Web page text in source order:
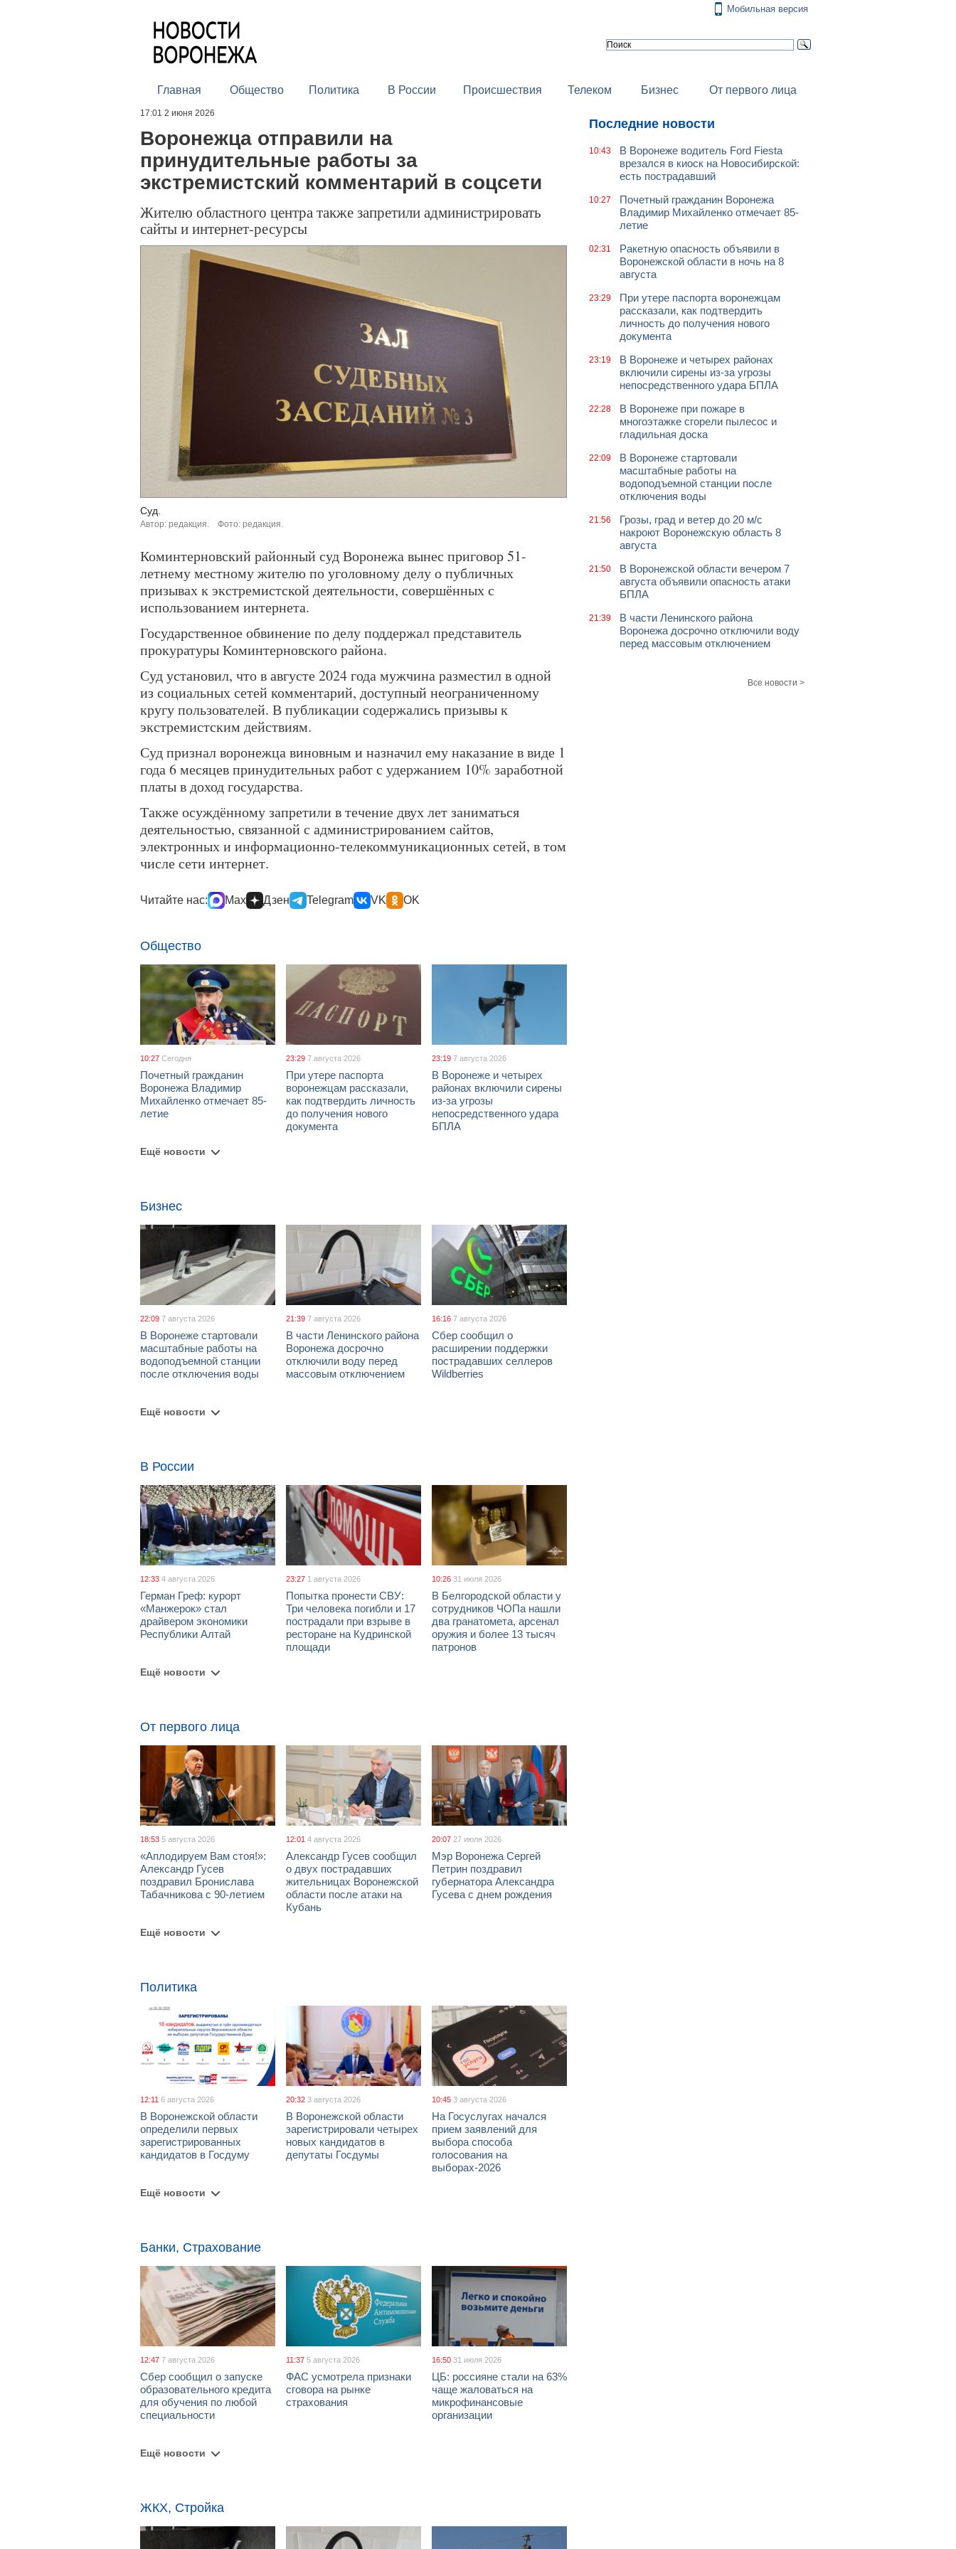
Мобильная версия
Главная Общество Политика В России Происшествия Телеком Бизнес От первого лица
17:01 2 июня 2026
Воронежца отправили на
принудительные работы за
экстремистский комментарий в соцсети
Жителю областного центра также запретили администрировать
сайты и интернет-ресурсы
Суд.
Автор: редакция. Фото: редакция.
Коминтерновский районный суд Воронежа вынес приговор 51-
летнему местному жителю по уголовному делу о публичных
призывах к экстремистской деятельности, совершённых с
использованием интернета.
Государственное обвинение по делу поддержал представитель
прокуратуры Коминтерновского района.
Суд установил, что в августе 2024 года мужчина разместил в одной
из социальных сетей комментарий, доступный неограниченному
кругу пользователей. В публикации содержались призывы к
экстремистским действиям.
Суд признал воронежца виновным и назначил ему наказание в виде 1
года 6 месяцев принудительных работ с удержанием 10% заработной
платы в доход государства.
Также осуждённому запретили в течение двух лет заниматься
деятельностью, связанной с администрированием сайтов,
электронных и информационно-телекоммуникационных сетей, в том
числе сети интернет.
Читайте нас: Max Дзен Telegram VK OK
Общество
10:27 Сегодня
Почетный гражданин
Воронежа Владимир
Михайленко отмечает 85-
летие
23:29 7 августа 2026
При утере паспорта
воронежцам рассказали,
как подтвердить личность
до получения нового
документа
23:19 7 августа 2026
В Воронеже и четырех
районах включили сирены
из-за угрозы
непосредственного удара
БПЛА
Ещё новости
Бизнес
22:09 7 августа 2026
В Воронеже стартовали
масштабные работы на
водоподъемной станции
после отключения воды
21:39 7 августа 2026
В части Ленинского района
Воронежа досрочно
отключили воду перед
массовым отключением
16:16 7 августа 2026
Сбер сообщил о
расширении поддержки
пострадавших селлеров
Wildberries
Ещё новости
В России
12:33 4 августа 2026
Герман Греф: курорт
«Манжерок» стал
драйвером экономики
Республики Алтай
23:27 1 августа 2026
Попытка пронести СВУ:
Три человека погибли и 17
пострадали при взрыве в
ресторане на Кудринской
площади
10:26 31 июля 2026
В Белгородской области у
сотрудников ЧОПа нашли
два гранатомета, арсенал
оружия и более 13 тысяч
патронов
Ещё новости
От первого лица
18:53 5 августа 2026
«Аплодируем Вам стоя!»:
Александр Гусев
поздравил Бронислава
Табачникова с 90-летием
12:01 4 августа 2026
Александр Гусев сообщил
о двух пострадавших
жительницах Воронежской
области после атаки на
Кубань
20:07 27 июля 2026
Мэр Воронежа Сергей
Петрин поздравил
губернатора Александра
Гусева с днем рождения
Ещё новости
Политика
12:11 6 августа 2026
В Воронежской области
определили первых
зарегистрированных
кандидатов в Госдуму
20:32 3 августа 2026
В Воронежской области
зарегистрировали четырех
новых кандидатов в
депутаты Госдумы
10:45 3 августа 2026
На Госуслугах начался
прием заявлений для
выбора способа
голосования на
выборах-2026
Ещё новости
Банки, Страхование
12:47 7 августа 2026
Сбер сообщил о запуске
образовательного кредита
для обучения по любой
специальности
11:37 5 августа 2026
ФАС усмотрела признаки
сговора на рынке
страхования
16:50 31 июля 2026
ЦБ: россияне стали на 63%
чаще жаловаться на
микрофинансовые
организации
Ещё новости
ЖКХ, Стройка
Последние новости
10:43
В Воронеже водитель Ford Fiesta
врезался в киоск на Новосибирской:
есть пострадавший
10:27
Почетный гражданин Воронежа
Владимир Михайленко отмечает 85-
летие
02:31
Ракетную опасность объявили в
Воронежской области в ночь на 8
августа
23:29
При утере паспорта воронежцам
рассказали, как подтвердить
личность до получения нового
документа
23:19
В Воронеже и четырех районах
включили сирены из-за угрозы
непосредственного удара БПЛА
22:28
В Воронеже при пожаре в
многоэтажке сгорели пылесос и
гладильная доска
22:09
В Воронеже стартовали
масштабные работы на
водоподъемной станции после
отключения воды
21:56
Грозы, град и ветер до 20 м/с
накроют Воронежскую область 8
августа
21:50
В Воронежской области вечером 7
августа объявили опасность атаки
БПЛА
21:39
В части Ленинского района
Воронежа досрочно отключили воду
перед массовым отключением
Все новости >